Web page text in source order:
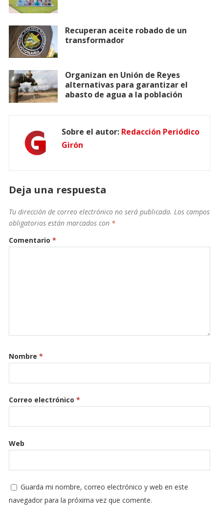
Recuperan aceite robado de un
transformador
Organizan en Unión de Reyes
alternativas para garantizar el
abasto de agua a la población
Sobre el autor: Redacción Periódico
Girón
Deja una respuesta
Tu dirección de correo electrónico no será publicada. Los campos
obligatorios están marcados con *
Comentario *
Nombre *
Correo electrónico *
Web
Guarda mi nombre, correo electrónico y web en este
navegador para la próxima vez que comente.